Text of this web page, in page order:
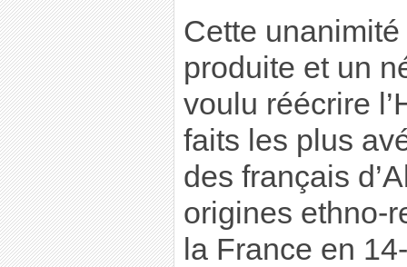
Cette unanimité
produite et un
voulu réécrire
faits les plus
des français
origines ethno-
la France en